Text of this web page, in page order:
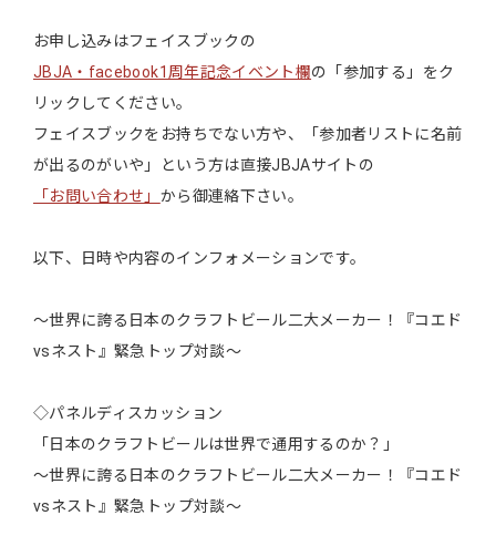
お申し込みはフェイスブックの
JBJA・facebook1周年記念イベント欄の「参加する」をク
リックしてください。
フェイスブックをお持ちでない方や、「参加者リストに名前
が出るのがいや」という方は直接JBJAサイトの
「お問い合わせ」 から御連絡下さい。
以下、日時や内容のインフォメーションです。
～世界に誇る日本のクラフトビール二大メーカー！『コエド
vsネスト』緊急トップ対談～
◇パネルディスカッション
「日本のクラフトビールは世界で通用するのか？」
～世界に誇る日本のクラフトビール二大メーカー！『コエド
vsネスト』緊急トップ対談～